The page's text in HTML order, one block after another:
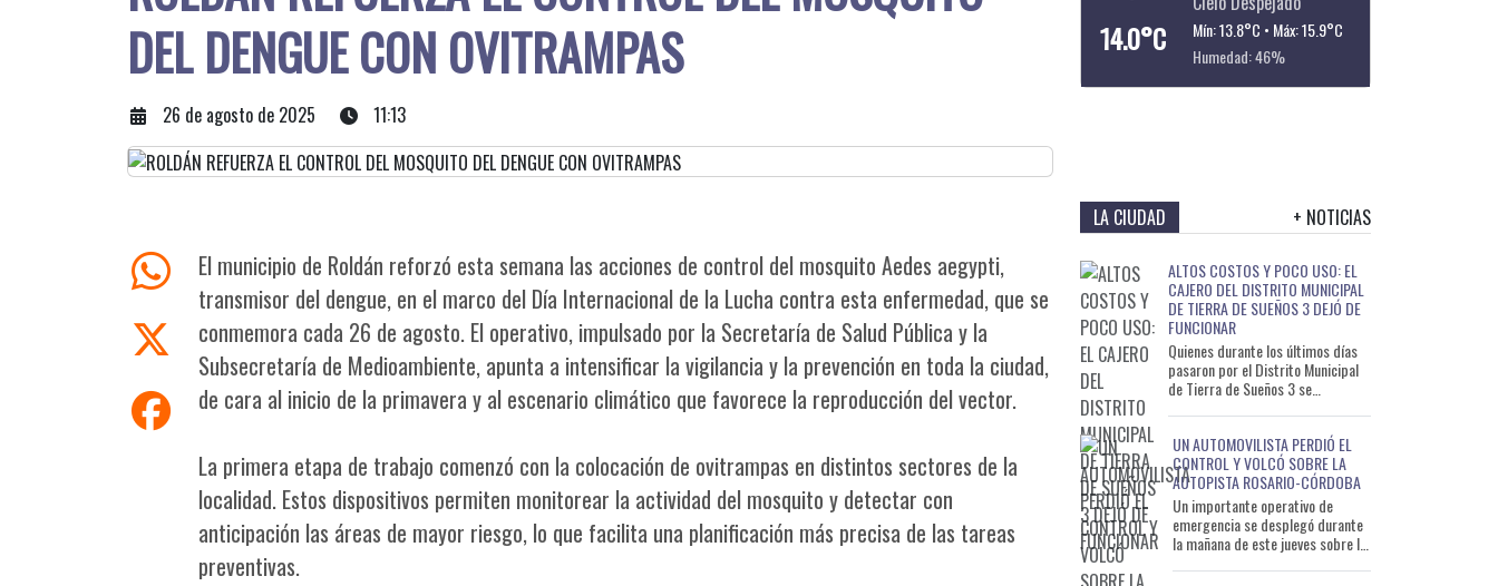
DEL DENGUE CON OVITRAMPAS
26 de agosto de 2025 11:13
El municipio de Roldán reforzó esta semana las acciones de control del mosquito Aedes aegypti,
transmisor del dengue, en el marco del Día Internacional de la Lucha contra esta enfermedad, que se
conmemora cada 26 de agosto. El operativo, impulsado por la Secretaría de Salud Pública y la
Subsecretaría de Medioambiente, apunta a intensificar la vigilancia y la prevención en toda la ciudad,
de cara al inicio de la primavera y al escenario climático que favorece la reproducción del vector.
La primera etapa de trabajo comenzó con la colocación de ovitrampas en distintos sectores de la
localidad. Estos dispositivos permiten monitorear la actividad del mosquito y detectar con
anticipación las áreas de mayor riesgo, lo que facilita una planificación más precisa de las tareas
preventivas.
14.0°C
Mín: 13.8°C • Máx: 15.9°C
Humedad: 46%
LA CIUDAD + NOTICIAS
ALTOS COSTOS Y POCO USO: EL
CAJERO DEL DISTRITO MUNICIPAL
DE TIERRA DE SUEÑOS 3 DEJÓ DE
FUNCIONAR
Quienes durante los últimos días
pasaron por el Distrito Municipal
de Tierra de Sueños 3 se
UN AUTOMOVILISTA PERDIÓ EL
CONTROL Y VOLCÓ SOBRE LA
AUTOPISTA ROSARIO-CÓRDOBA
Un importante operativo de
emergencia se desplegó durante
la mañana de este jueves sobre la